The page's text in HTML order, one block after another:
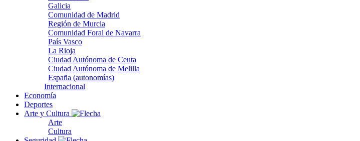
Galicia
Comunidad de Madrid
Región de Murcia
Comunidad Foral de Navarra
País Vasco
La Rioja
Ciudad Autónoma de Ceuta
Ciudad Autónoma de Melilla
España (autonomías)
Internacional
Economía
Deportes
Arte y Cultura
Arte
Cultura